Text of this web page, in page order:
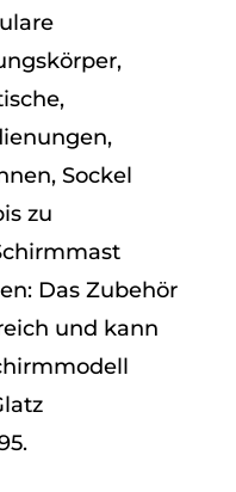
Sockel
zu
Das Zubehör
und kann